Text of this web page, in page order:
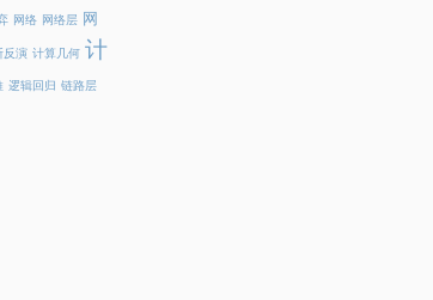
网络 网络层 网
反演 计算几何 计
逻辑回归 链路层